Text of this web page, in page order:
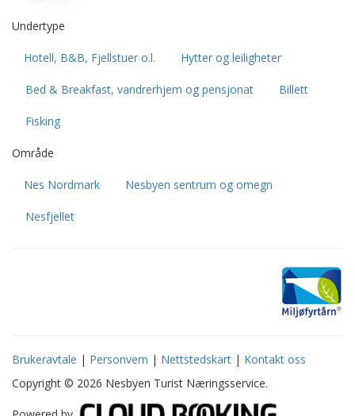
Undertype
Hotell, B&B, Fjellstuer o.l. Hytter og leiligheter
Bed & Breakfast, vandrerhjem og pensjonat Billett
Fisking
Område
Nes Nordmark Nesbyen sentrum og omegn
Nesfjellet
Brukeravtale | Personvern | Nettstedskart | Kontakt oss
Copyright © 2026 Nesbyen Turist Næringsservice.